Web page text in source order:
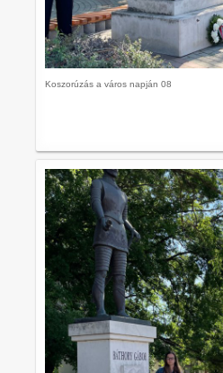
Koszorúzás a város napján 08